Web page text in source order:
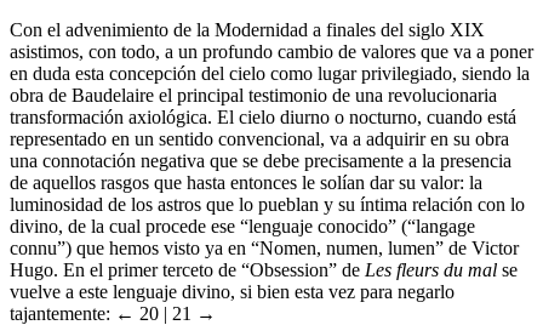
Con el advenimiento de la Modernidad a finales del siglo XIX
asistimos, con todo, a un profundo cambio de valores que va a poner
en duda esta concepción del cielo como lugar privilegiado, siendo la
obra de Baudelaire el principal testimonio de una revolucionaria
transformación axiológica. El cielo diurno o nocturno, cuando está
representado en un sentido convencional, va a adquirir en su obra
una connotación negativa que se debe precisamente a la presencia
de aquellos rasgos que hasta entonces le solían dar su valor: la
luminosidad de los astros que lo pueblan y su íntima relación con lo
divino, de la cual procede ese “lenguaje conocido” (“langage
connu”) que hemos visto ya en “Nomen, numen, lumen” de Victor
Hugo. En el primer terceto de “Obsession” de Les fleurs du mal se
vuelve a este lenguaje divino, si bien esta vez para negarlo
tajantemente: ← 20 | 21 →